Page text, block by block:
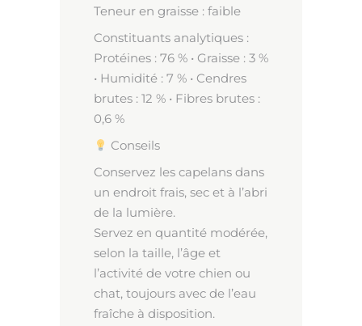
Teneur en graisse : faible
Constituants analytiques :
Protéines : 76 % • Graisse : 3 %
• Humidité : 7 % • Cendres
brutes : 12 % • Fibres brutes :
0,6 %
Conseils
Conservez les capelans dans
un endroit frais, sec et à l’abri
de la lumière.
Servez en quantité modérée,
selon la taille, l’âge et
l’activité de votre chien ou
chat, toujours avec de l’eau
fraîche à disposition.